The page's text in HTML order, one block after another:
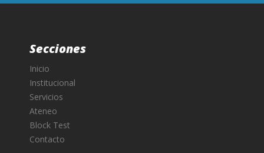
Secciones
Inicio
Institucional
Servicios
Ateneo
Block Test
Contacto